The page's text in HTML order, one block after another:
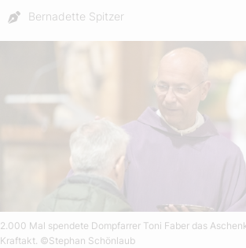
Autor:
Bernadette Spitzer
2.000 Mal spendete Dompfarrer Toni Faber das
Kraftakt. ©Stephan Schönlaub